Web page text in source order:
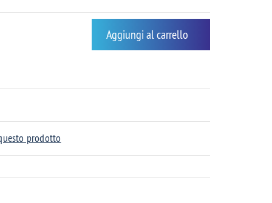
Aggiungi al carrello
prodotto
General Fujitsu: